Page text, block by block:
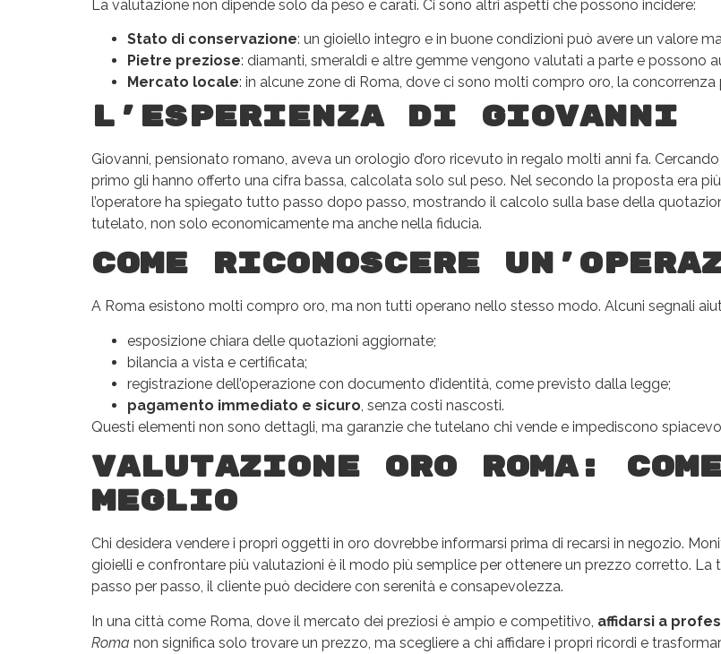
La valutazione non dipende solo da peso e carati. Ci sono altri aspetti che possono incidere:
Stato di conservazione: un gioiello integro e in buone condizioni può avere un valore
Pietre preziose: diamanti, smeraldi e altre gemme vengono valutati a parte e possono
Mercato locale: in alcune zone di Roma, dove ci sono molti compro oro, la
L’esperienza di Giovanni
Giovanni, pensionato romano, aveva un orologio d’oro ricevuto in regalo molti anni fa. Cercando
primo gli hanno offerto una cifra bassa, calcolata solo sul peso. Nel secondo la proposta era
l’operatore ha spiegato tutto passo dopo passo, mostrando il calcolo sulla base della
tutelato, non solo economicamente ma anche nella fiducia.
Come riconoscere
A Roma esistono molti compro oro, ma non tutti operano nello stesso modo. Alcuni segnali
esposizione chiara delle quotazioni aggiornate;
bilancia a vista e certificata;
registrazione dell’operazione con documento d’identità, come previsto dalla legge;
pagamento immediato e sicuro, senza costi nascosti.
Questi elementi non sono dettagli, ma garanzie che tutelano chi vende e impediscono
Valutazione oro Roma:
meglio
Chi desidera vendere i propri oggetti in oro dovrebbe informarsi prima di recarsi in negozio.
gioielli e confrontare più valutazioni è il modo più semplice per ottenere un prezzo corretto.
passo per passo, il cliente può decidere con serenità e consapevolezza.
In una città come Roma, dove il mercato dei preziosi è ampio e competitivo, affidarsi a
Roma non significa solo trovare un prezzo, ma scegliere a chi affidare i propri ricordi e